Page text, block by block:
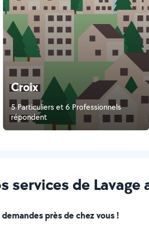
Croix
5 Particuliers et 6 Professionnels
répondent
services de Lavage
près de chez vous !